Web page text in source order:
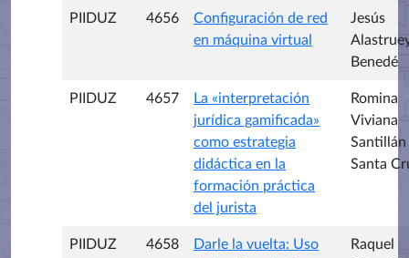
PIIDUZ 4656
Configuración de red
en máquina virtual
Jesús
Benedé
PIIDUZ 4657
La «interpretación
jurídica gamificada»
como estrategia
didáctica en la
formación práctica
del jurista
Romina
Viviana
Santillán
Santa
PIIDUZ 4658
Darle la vuelta: Uso
Raquel